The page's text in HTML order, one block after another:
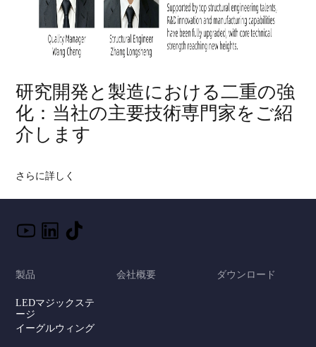
研究開発と製造における二重の強
化：当社の主要技術専門家をご紹
介します
さらに詳しく
製品
LEDマジックステ
ージ
イーグルウィング
会社概要 ダウンロード